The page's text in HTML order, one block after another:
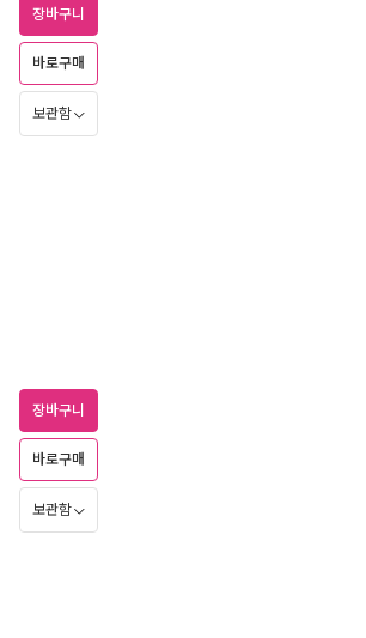
장바구니
바로구매
보관함
장바구니
바로구매
보관함